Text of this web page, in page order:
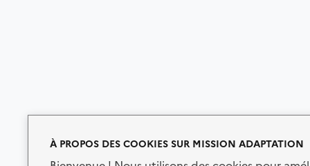
À PROPOS DES COOKIES SUR MISSION ADAPTATION